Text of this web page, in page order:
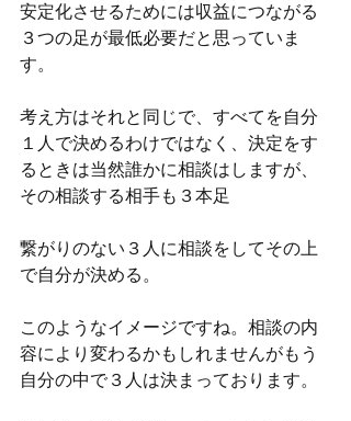
安定化させるためには収益につながる
３つの足が最低必要だと思っていま
す。
考え方はそれと同じで、すべてを自分
１人で決めるわけではなく、決定をす
るときは当然誰かに相談はしますが、
その相談する相手も３本足
繋がりのない３人に相談をしてその上
で自分が決める。
このようなイメージですね。相談の内
容により変わるかもしれませんがもう
自分の中で３人は決まっております。